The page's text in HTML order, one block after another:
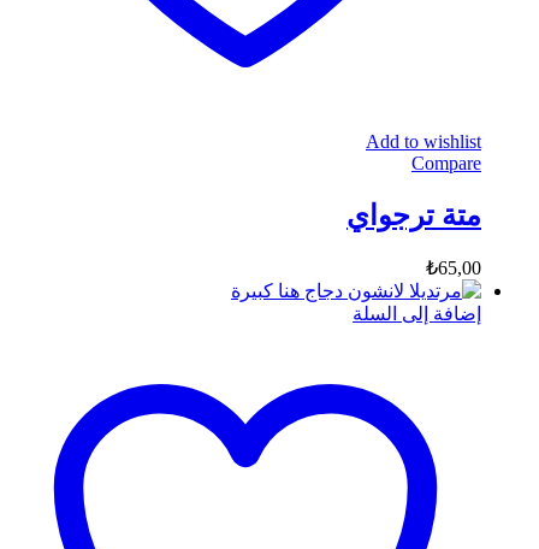
Add to wishlist
Compare
متة ترجواي
₺65,00
إضافة إلى السلة